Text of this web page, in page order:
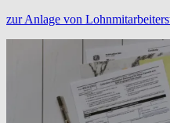
zur Anlage von